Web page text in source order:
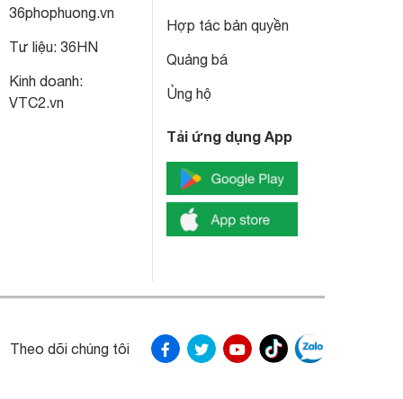
36phophuong.vn
Tư liệu: 36HN
Kinh doanh:
VTC2.vn
Hợp tác bản quyền
Quảng bá
Ủng hộ
Tải ứng dụng App
Theo dõi chúng tôi